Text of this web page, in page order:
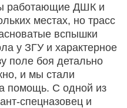
работающие ДШК и
местах, но трасс
вспышки
у ЗГУ и характерное
поле боя детально
и мы стали
помощь. С одной из
спецназовец и